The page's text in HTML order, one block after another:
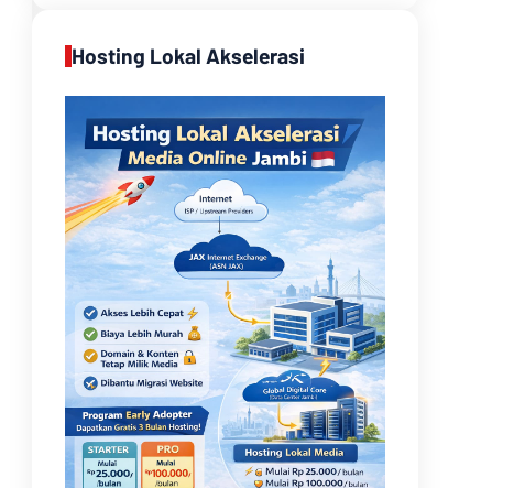
Hosting Lokal Akselerasi